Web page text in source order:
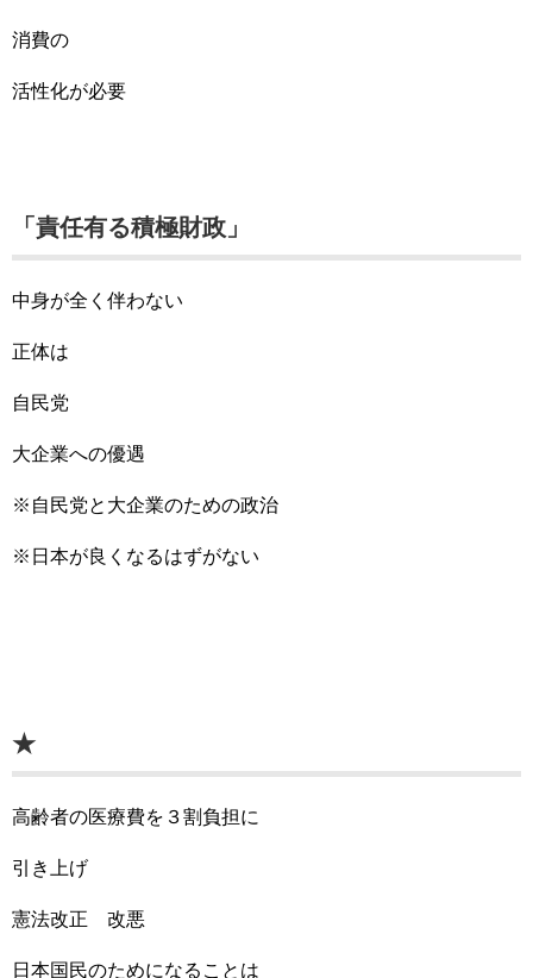
消費の
活性化が必要
「責任有る積極財政」
中身が全く伴わない
正体は
自民党
大企業への優遇
※自民党と大企業のための政治
※日本が良くなるはずがない
★
高齢者の医療費を３割負担に
引き上げ
憲法改正 改悪
日本国民のためになることは